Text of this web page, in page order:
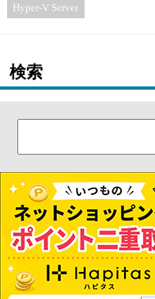
Hyper-V Server
検索